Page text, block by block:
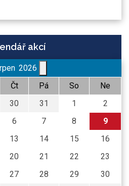
akcí
2026
Čt Pá So
Ne
30 31 1
2
6 7 8
9
13 14 15
16
20 21 22
23
27 28 29
30